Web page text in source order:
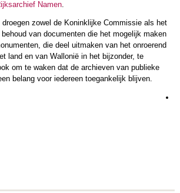
Namen.
zowel de Koninklijke Commissie als het
van documenten die het mogelijk maken
die deel uitmaken van het onroerend
land en van Wallonië in het bijzonder, te
om te waken dat de archieven van publieke
belang voor iedereen toegankelijk blijven.